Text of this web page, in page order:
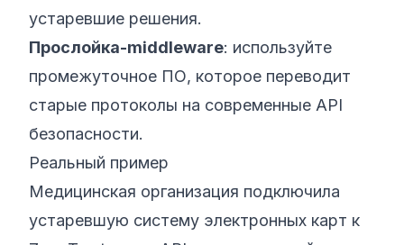
устаревшие решения.
Прослойка-middleware: используйте
промежуточное ПО, которое переводит
старые протоколы на современные API
безопасности.
Реальный пример
Медицинская организация подключила
устаревшую систему электронных карт к